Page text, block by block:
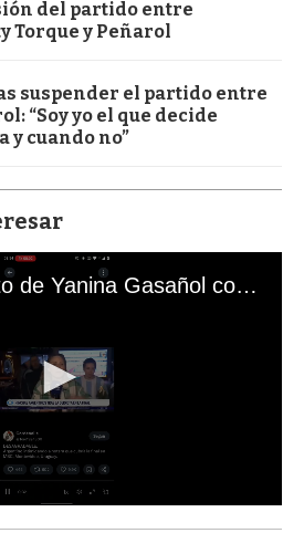
del partido entre
Torque y Peñarol
suspender el partido entre
“Soy yo el que decide
y cuando no”
El mal momento de Yanina Gasañol con un hincha argentino en "Subrayado"